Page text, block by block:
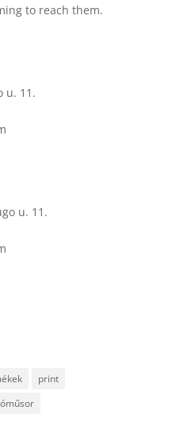
to reach them.
u. 11.
u. 11.
print